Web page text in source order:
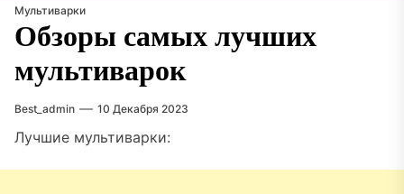
Мультиварки
Обзоры самых лучших
мультиварок
Best_admin 10 Декабря 2023
Лучшие мультиварки: